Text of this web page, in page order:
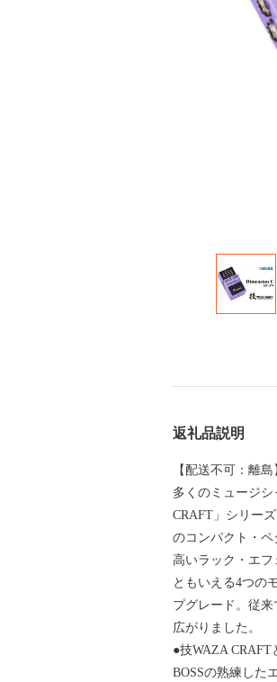
返礼品説明
【配送不可：離島
多くのミュージシ
CRAFT」シリー
のコンパクト・ペ
高いラック・エフ
ともいえる4つの
プグレード。従
広がりました。
●技WAZA CRAFT
BOSSの熟練した